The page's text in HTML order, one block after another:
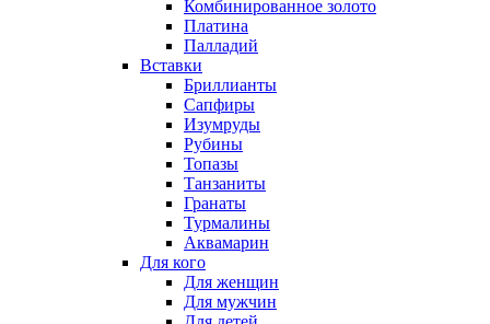
Комбинированное золото
Платина
Палладий
Вставки
Бриллианты
Сапфиры
Изумруды
Рубины
Топазы
Танзаниты
Гранаты
Турмалины
Аквамарин
Для кого
Для женщин
Для мужчин